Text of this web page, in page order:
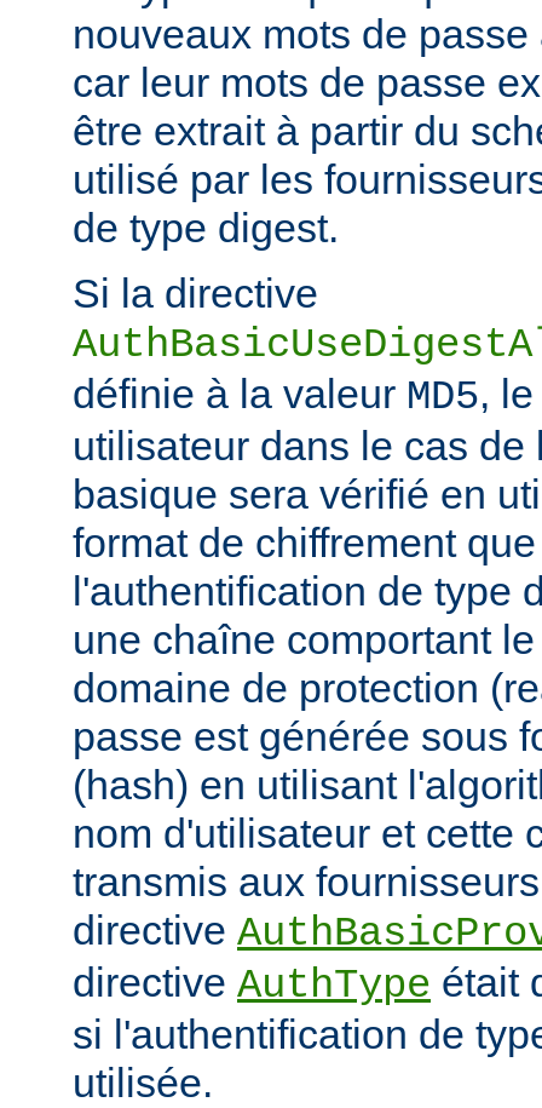
nouveaux mots de
car leur mots de passe
être extrait à partir du
utilisé par les
de type digest.
Si la directive
définie à la valeur MD5,
utilisateur dans le cas de
basique sera vérifié en
format de chiffrement
l'authentification de type
une chaîne comportant
domaine de protection
passe est générée sous
(hash) en utilisant
nom d'utilisateur et cette
transmis aux
directive
directive AuthType était
si l'authentification de
utilisée.